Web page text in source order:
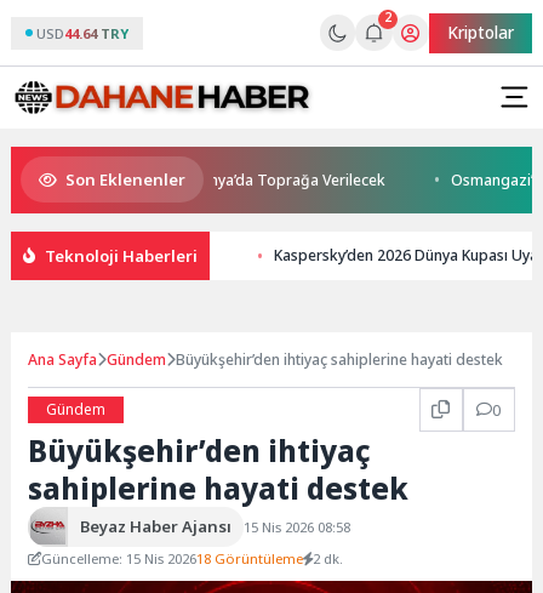
USD44.64 TRY
2
Kriptolar
Son Eklenenler
Kaybetti: Kuzey Makedonya’da Toprağa Verilecek Osmangazi’de
Teknoloji Haberleri Kaspersky’den 2026 Dünya Kupası
Ana Sayfa Gündem Büyükşehir’den ihtiyaç sahiplerine hayati destek
Gündem 0
Büyükşehir’den ihtiyaç
sahiplerine hayati destek
Beyaz Haber Ajansı
15 Nis 2026 08:58
Güncelleme: 15 Nis 202618 Görüntüleme 2 dk.